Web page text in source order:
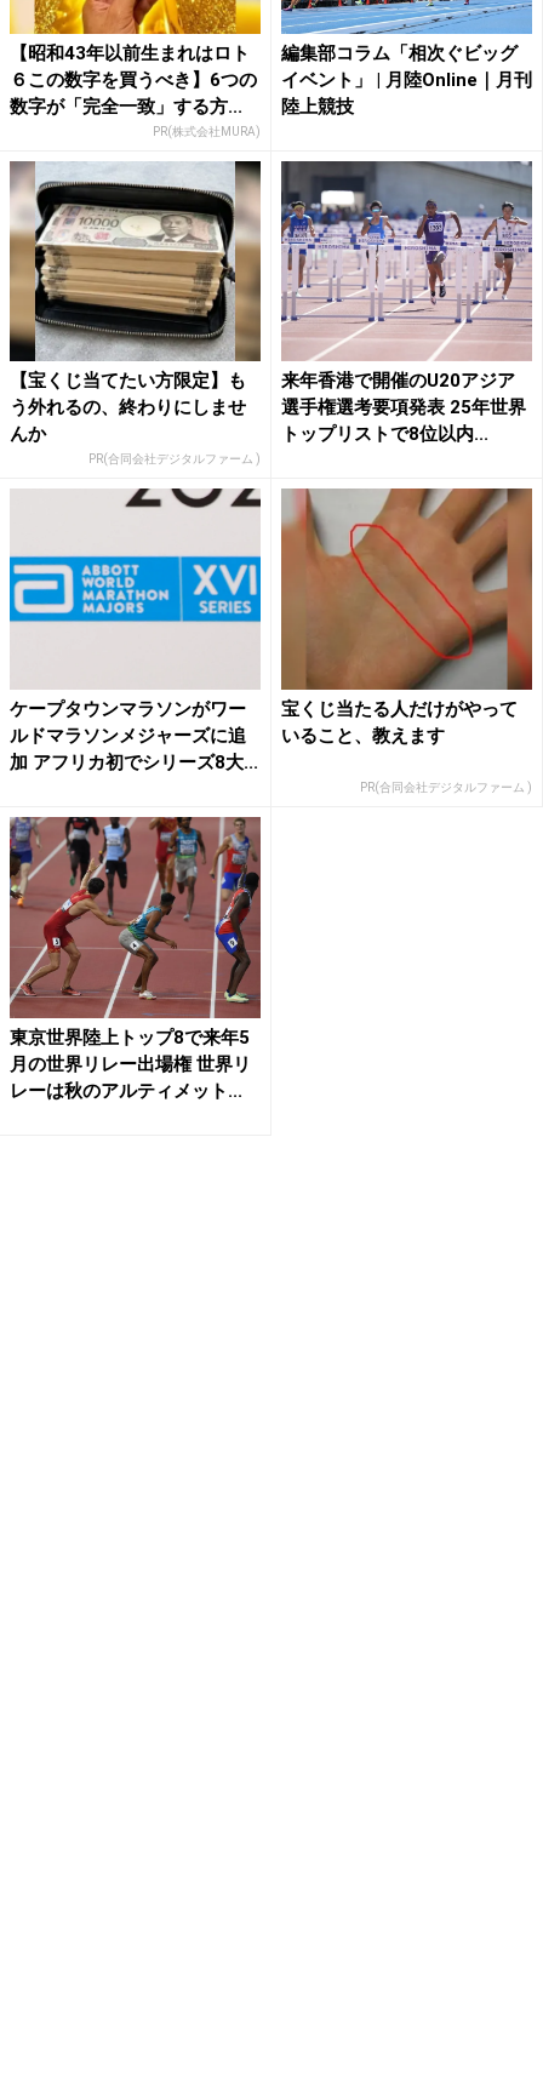
【昭和43年以前生まれはロト
６この数字を買うべき】6つの
数字が「完全一致」する方...
PR(株式会社MURA)
編集部コラム「相次ぐビッグ
イベント」 | 月陸Online｜月刊
陸上競技
【宝くじ当てたい方限定】も
う外れるの、終わりにしませ
んか
PR(合同会社デジタルファーム )
来年香港で開催のU20アジア
選手権選考要項発表 25年世界
トップリストで8位以内...
ケープタウンマラソンがワー
ルドマラソンメジャーズに追
加 アフリカ初でシリーズ8大...
宝くじ当たる人だけがやって
いること、教えます
PR(合同会社デジタルファーム )
東京世界陸上トップ8で来年5
月の世界リレー出場権 世界リ
レーは秋のアルティメット...